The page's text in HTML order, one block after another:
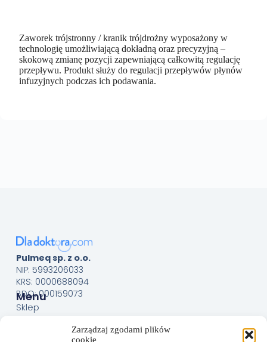
Zarządzaj zgodami plików
cookie
Zaworek trójstronny / kranik trójdrożny wyposażony w
technologię umożliwiającą dokładną oraz precyzyjną –
skokową zmianę pozycji zapewniającą całkowitą regulację
przepływu. Produkt służy do regulacji przepływów płynów
infuzyjnych podczas ich podawania.
Pulmeq sp. z o.o.
NIP: 5993206033
KRS: 0000688094
BDO: 000159073
Menu
Sklep